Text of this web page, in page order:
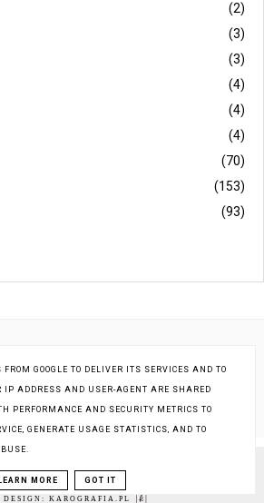
(2)
(3)
(3)
(4)
(4)
(4)
(70)
(153)
(93)
©STARA KOBIETA... I JA
DESIGN:KAROGRAFIA.PL
GOOGLE TO DELIVER ITS SERVICES AND TO
IP ADDRESS AND USER-AGENT ARE SHARED
PERFORMANCE AND SECURITY METRICS TO
GENERATE USAGE STATISTICS, AND TO
LEARN MORE GOT IT